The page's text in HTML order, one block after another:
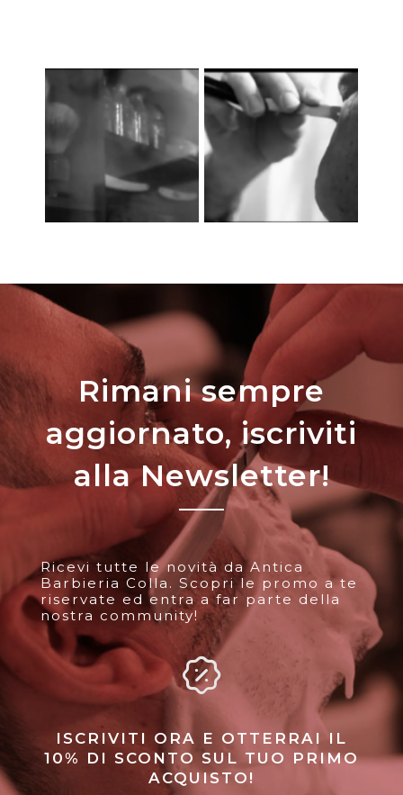
Rimani sempre
aggiornato, iscriviti
alla Newsletter!
Ricevi tutte le novità da Antica
Barbieria Colla. Scopri le promo a te
riservate ed entra a far parte della
nostra community!
ISCRIVITI ORA E OTTERRAI IL
10% DI SCONTO SUL TUO PRIMO
ACQUISTO!